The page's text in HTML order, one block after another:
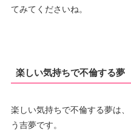
てみてくださいね。
楽しい気持ちで不倫する夢
楽しい気持ちで不倫する夢は
う吉夢です。